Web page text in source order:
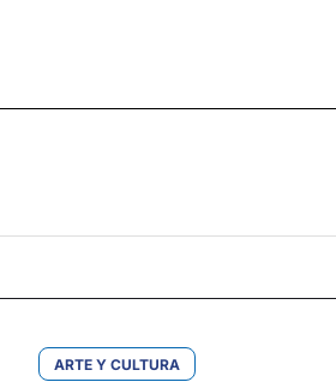
ARTE Y CULTURA